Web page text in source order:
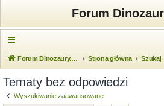
Forum
Forum Dinozaury.com Strona główna Szukaj
Tematy bez odpowiedzi
Wyszukiwanie zaawansowane